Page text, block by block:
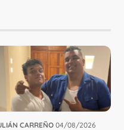
CARREÑO04/08/2026